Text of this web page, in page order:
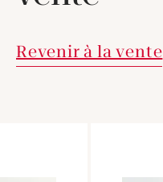
Revenir à la vente